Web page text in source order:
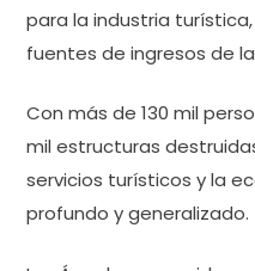
para la industria
fuentes de ingresos de
Con más de 130 mil
mil estructuras
servicios turísticos y la
profundo y generalizado.